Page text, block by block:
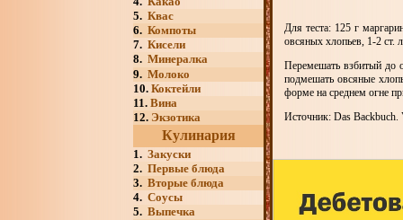
5. Квас
6. Компоты
7. Кисели
8. Минералка
9. Молоко
10. Коктейли
11. Вина
12. Экзотика
Кулинария
1. Закуски
2. Первые блюда
3. Вторые блюда
4. Соусы
5. Выпечка
Для теста: 125 г
овсяных хлопьев, 1-2
Перемешать взбитый до
подмешать овсяные
форме на среднем огне
Источник: Das Backbuch.